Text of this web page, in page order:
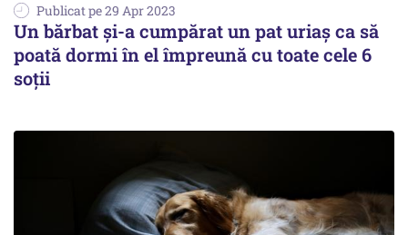
Publicat pe 29 Apr 2023
Un bărbat și-a cumpărat un pat uriaş ca să
poată dormi în el împreună cu toate cele 6
soții